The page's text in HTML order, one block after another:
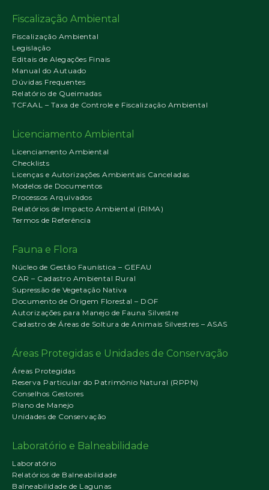
Fiscalização Ambiental
Fiscalização Ambiental
Legislação
Editais de Alegações Finais
Manual do Autuado
Dúvidas Frequentes
Relatório de Queimadas
TCFAAL – Taxa de Controle e Fiscalização Ambiental
Licenciamento Ambiental
Licenciamento Ambiental
Checklists
Licenças e Autorizações Ambientais Canceladas
Modelos de Documentos
Processos Arquivados
Relatórios de Impacto Ambiental (RIMA)
Termos de Referência
Fauna e Flora
Núcleo de Gestão Faunística – GEFAU
CAR – Cadastro Ambiental Rural
Supressão de Vegetação Nativa
Documento de Origem Florestal – DOF
Autorizações para Manejo de Fauna Silvestre
Cadastro de Áreas de Soltura de Animais Silvestres – ASAS
Áreas Protegidas e Unidades de Conservação
Áreas Protegidas
Reserva Particular do Patrimônio Natural (RPPN)
Conselhos Gestores
Plano de Manejo
Unidades de Conservação
Laboratório e Balneabilidade
Laboratório
Relatórios de Balneabilidade
Balneabilidade de Lagunas